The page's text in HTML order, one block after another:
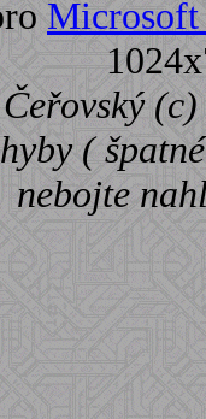
(
nebojte